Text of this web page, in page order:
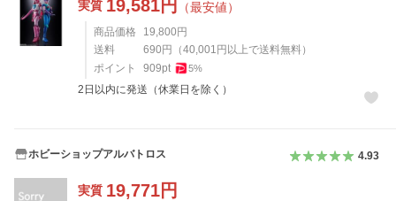
実質 19,581円 （最安値）
商品価格 19,800 円
送料
690 円 （40,001 円以上で送料無料）
ポイント
909pt 5%
2日以内に発送（休業日を除く）
ホビーショップアルバトロス 4.93
実質 19,771円